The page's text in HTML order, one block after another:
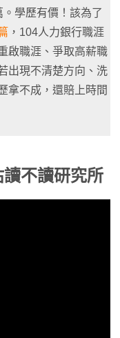
學歷有價！該為了
，104人力銀行職涯
啟職涯、爭取高薪職
出現不清楚方向、洗
拿不成，還賠上時間
不讀研究所